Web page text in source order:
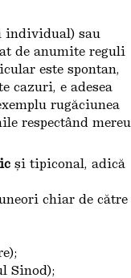
sau
de anumite reguli
este spontan,
cazuri, e adesea
rugăciunea
respectând mereu
și tipiconal, adică
chiar de către
Sinod);